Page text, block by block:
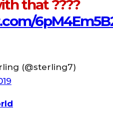
that ????
(@sterling7)